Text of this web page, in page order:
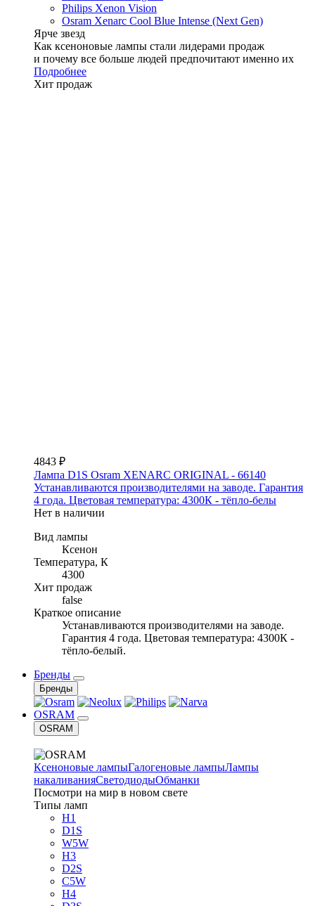
Philips Xenon Vision
Osram Xenarc Cool Blue Intense (Next Gen)
Ярче звезд
Как ксеноновые лампы стали лидерами продаж
и почему все больше людей предпочитают именно их
Подробнее
Хит продаж
4843 ₽
Лампа D1S Osram XENARC ORIGINAL - 66140
Устанавливаются производителями на заводе. Гарантия
4 года. Цветовая температура: 4300К - тёпло-белы
Нет в наличии
Вид лампы
Ксенон
Температура, К
4300
Хит продаж
false
Краткое описание
Устанавливаются производителями на заводе.
Гарантия 4 года. Цветовая температура: 4300К -
тёпло-белый.
Бренды
Бренды
OSRAM
OSRAM
Ксеноновые лампыГалогеновые лампыЛампы
накаливанияСветодиодыОбманки
Посмотри на мир в новом свете
Типы ламп
H1
D1S
W5W
H3
D2S
C5W
H4